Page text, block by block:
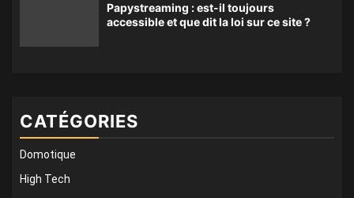
Papystreaming : est-il toujours
accessible et que dit la loi sur ce site ?
CATÉGORIES
Domotique
High Tech